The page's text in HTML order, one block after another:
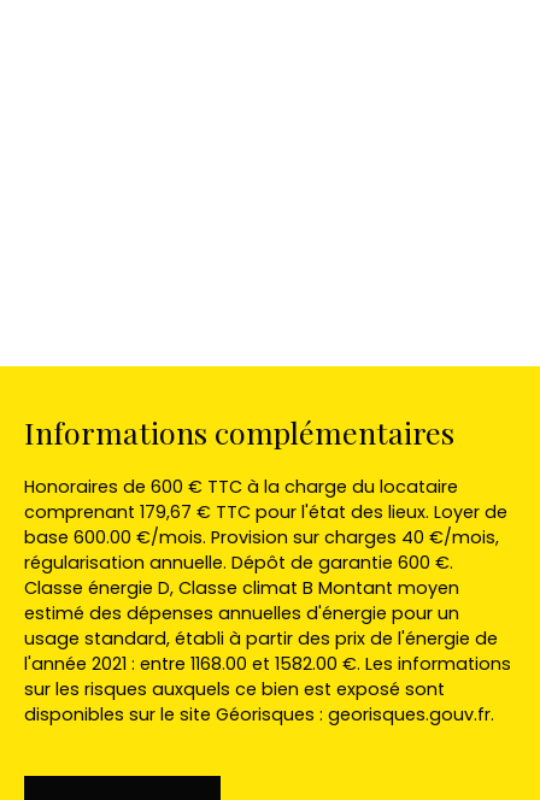
Informations complémentaires
Honoraires de 600 € TTC à la charge du locataire
comprenant 179,67 € TTC pour l'état des lieux. Loyer de
base 600.00 €/mois. Provision sur charges 40 €/mois,
régularisation annuelle. Dépôt de garantie 600 €.
Classe énergie D, Classe climat B Montant moyen
estimé des dépenses annuelles d'énergie pour un
usage standard, établi à partir des prix de l'énergie de
l'année 2021 : entre 1168.00 et 1582.00 €. Les informations
sur les risques auxquels ce bien est exposé sont
disponibles sur le site Géorisques : georisques.gouv.fr.